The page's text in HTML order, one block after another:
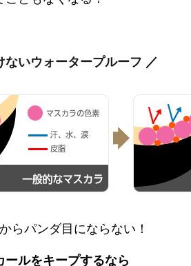
ないウォータープルーフ ／
らパンダ目 にならない！
ールをキープするなら